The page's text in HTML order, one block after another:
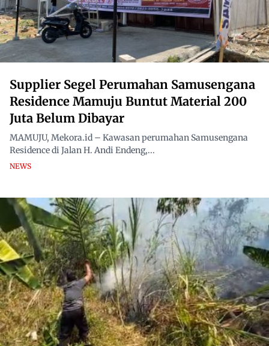
Supplier Segel Perumahan Samusengana
Residence Mamuju Buntut Material 200
Juta Belum Dibayar
MAMUJU, Mekora.id – Kawasan perumahan Samusengana
Residence di Jalan H. Andi Endeng,...
NEWS